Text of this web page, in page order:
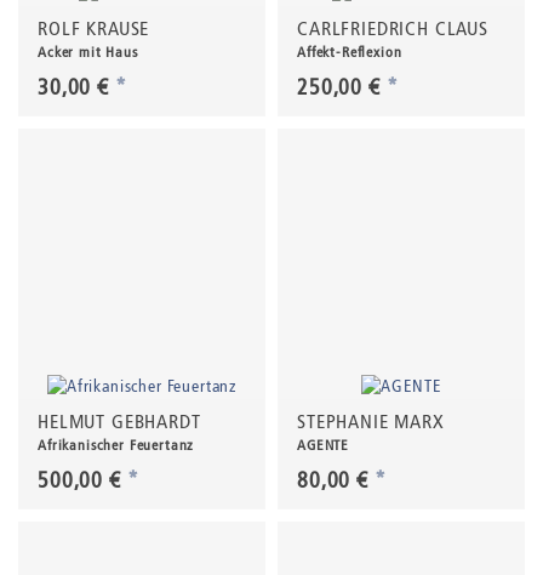
ROLF KRAUSE
Acker mit Haus
30,00 € *
CARLFRIEDRICH CLAUS
Affekt-Reflexion
250,00 € *
HELMUT GEBHARDT
Afrikanischer Feuertanz
500,00 € *
STEPHANIE MARX
AGENTE
80,00 € *